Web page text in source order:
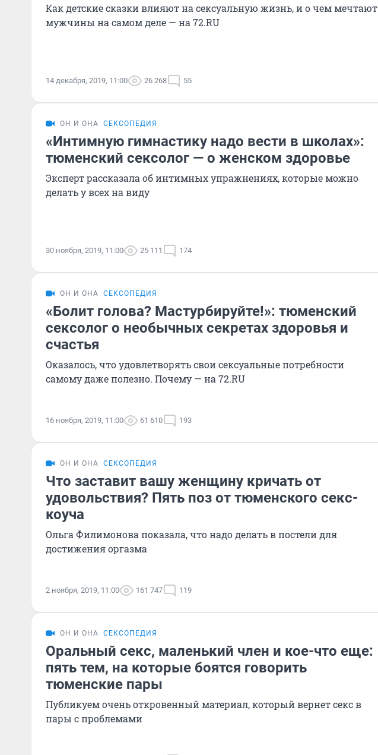
Как детские сказки влияют на сексуальную жизнь, и о чем мечтают
мужчины на самом деле — на 72.RU
14 декабря, 2019, 11:00 26 268 55
ОН И ОНА СЕКСОПЕДИЯ
«Интимную гимнастику надо вести в школах»:
тюменский сексолог — о женском здоровье
Эксперт рассказала об интимных упражнениях, которые можно
делать у всех на виду
30 ноября, 2019, 11:00 25 111 174
ОН И ОНА СЕКСОПЕДИЯ
«Болит голова? Мастурбируйте!»: тюменский
сексолог о необычных секретах здоровья и
счастья
Оказалось, что удовлетворять свои сексуальные потребности
самому даже полезно. Почему — на 72.RU
16 ноября, 2019, 11:00 61 610 193
ОН И ОНА СЕКСОПЕДИЯ
Что заставит вашу женщину кричать от
удовольствия? Пять поз от тюменского секс-
коуча
Ольга Филимонова показала, что надо делать в постели для
достижения оргазма
2 ноября, 2019, 11:00 161 747 119
ОН И ОНА СЕКСОПЕДИЯ
Оральный секс, маленький член и кое-что еще:
пять тем, на которые боятся говорить
тюменские пары
Публикуем очень откровенный материал, который вернет секс в
пары с проблемами